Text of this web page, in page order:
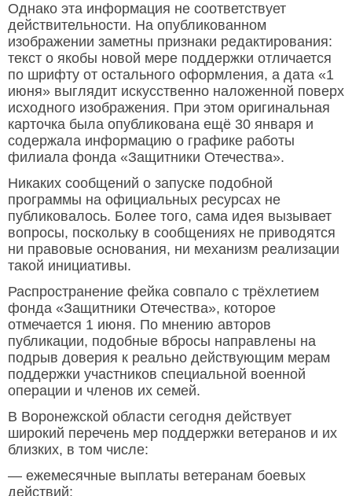
Однако эта информация не соответствует
действительности. На опубликованном
изображении заметны признаки редактирования:
текст о якобы новой мере поддержки отличается
по шрифту от остального оформления, а дата «1
июня» выглядит искусственно наложенной поверх
исходного изображения. При этом оригинальная
карточка была опубликована ещё 30 января и
содержала информацию о графике работы
филиала фонда «Защитники Отечества».
Никаких сообщений о запуске подобной
программы на официальных ресурсах не
публиковалось. Более того, сама идея вызывает
вопросы, поскольку в сообщениях не приводятся
ни правовые основания, ни механизм реализации
такой инициативы.
Распространение фейка совпало с трёхлетием
фонда «Защитники Отечества», которое
отмечается 1 июня. По мнению авторов
публикации, подобные вбросы направлены на
подрыв доверия к реально действующим мерам
поддержки участников специальной военной
операции и членов их семей.
В Воронежской области сегодня действует
широкий перечень мер поддержки ветеранов и их
близких, в том числе:
— ежемесячные выплаты ветеранам боевых
действий;